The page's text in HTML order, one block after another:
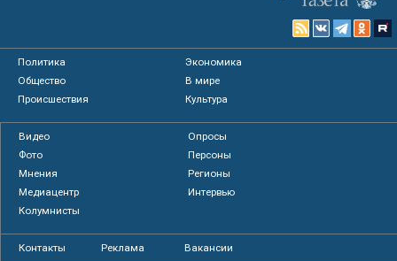
Политика
Экономика
Общество
В мире
Происшествия
Культура
Видео
Опросы
Фото
Персоны
Мнения
Регионы
Медиацентр
Интервью
Колумнисты
Контакты Реклама Вакансии